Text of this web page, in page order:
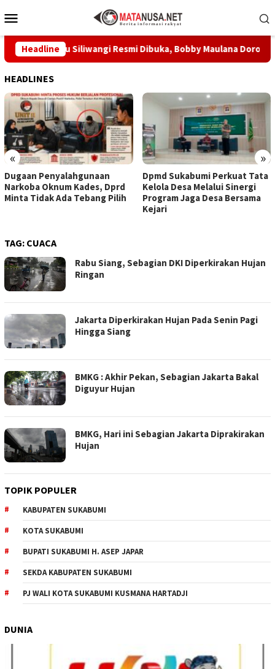
ke
Mobile
Headline
Prabu Siliwangi Resmi Dibuka, Bobby Maulana Dorong
HEADLINES
« »
Dugaan Penyalahgunaan
Narkoba Oknum Kades, Dprd
Minta Tidak Ada Tebang Pilih
Dpmd Sukabumi Perkuat Tata
Kelola Desa Melalui Sinergi
Program Jaga Desa Bersama
Kejari
TAG: CUACA
Rabu Siang, Sebagian DKI Diperkirakan Hujan
Ringan
Jakarta Diperkirakan Hujan Pada Senin Pagi
Hingga Siang
BMKG : Akhir Pekan, Sebagian Jakarta Bakal
Diguyur Hujan
BMKG, Hari ini Sebagian Jakarta Diprakirakan
Hujan
TOPIK POPULER
KABUPATEN SUKABUMI
KOTA SUKABUMI
BUPATI SUKABUMI H. ASEP JAPAR
SEKDA KABUPATEN SUKABUMI
PJ WALI KOTA SUKABUMI KUSMANA HARTADJI
DUNIA